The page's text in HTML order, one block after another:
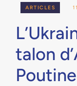
talon
Poutine
ARTICLES